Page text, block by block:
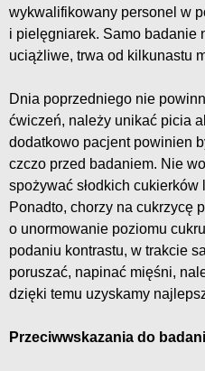
wykwalifikowany personel w
i pielęgniarek. Samo badanie
uciążliwe, trwa od kilkunastu
Dnia poprzedniego nie
ćwiczeń, należy unikać picia
dodatkowo pacjent powinien
czczo przed badaniem. Nie
spożywać słodkich
Ponadto, chorzy na cukrzycę
o unormowanie poziomu
podaniu kontrastu, w trakcie
poruszać, napinać mięśni,
dzięki temu uzyskamy
Przeciwwskazania do